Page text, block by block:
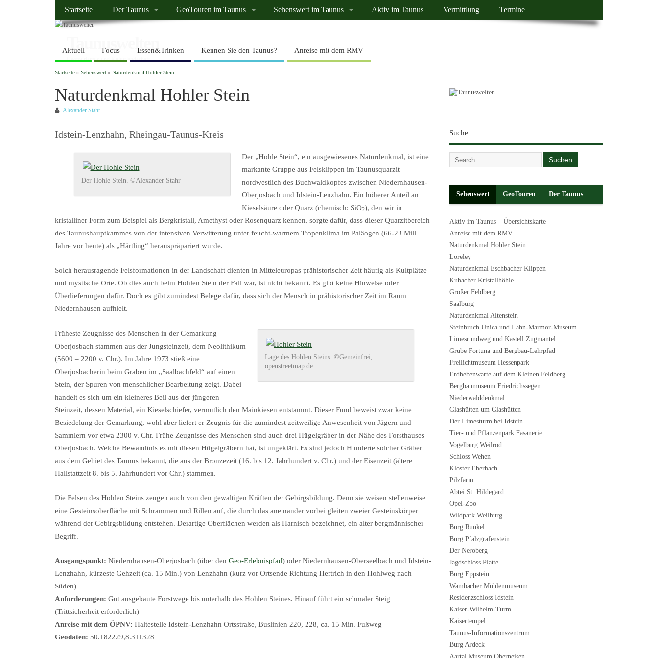
Startseite Der Taunus GeoTouren im Taunus Sehenswert im Taunus Aktiv im Taunus Vermittlung Termine
Taunuswelten
Geotourismus und Kulturlandschaft
Aktuell Focus Essen&Trinken Kennen Sie den Taunus? Anreise mit dem RMV
Startseite » Sehenswert » Naturdenkmal Hohler Stein
Naturdenkmal Hohler Stein
Alexander Stahr
Idstein-Lenzhahn, Rheingau-Taunus-Kreis
Der Hohle Stein. ©Alexander Stahr
Der „Hohle Stein“, ein ausgewiesenes Naturdenkmal, ist eine
markante Gruppe aus Felsklippen im Taunusquarzit
nordwestlich des Buchwaldkopfes zwischen Niedernhausen-
Oberjosbach und Idstein-Lenzhahn. Ein höherer Anteil an
Kieselsäure oder Quarz (chemisch: SiO2), den wir in
kristalliner Form zum Beispiel als Bergkristall, Amethyst oder Rosenquarz kennen, sorgte dafür, dass dieser Quarzitbereich
des Taunushauptkammes von der intensiven Verwitterung unter feucht-warmem Tropenklima im Paläogen (66-23 Mill.
Jahre vor heute) als „Härtling“ herauspräpariert wurde.
Solch herausragende Felsformationen in der Landschaft dienten in Mitteleuropas prähistorischer Zeit häufig als Kultplätze
und mystische Orte. Ob dies auch beim Hohlen Stein der Fall war, ist nicht bekannt. Es gibt keine Hinweise oder
Überlieferungen dafür. Doch es gibt zumindest Belege dafür, dass sich der Mensch in prähistorischer Zeit im Raum
Niedernhausen aufhielt.
Lage des Hohlen Steins. ©Gemeinfrei,
openstreetmap.de
Früheste Zeugnisse des Menschen in der Gemarkung
Oberjosbach stammen aus der Jungsteinzeit, dem Neolithikum
(5600 – 2200 v. Chr.). Im Jahre 1973 stieß eine
Oberjosbacherin beim Graben im „Saalbachfeld“ auf einen
Stein, der Spuren von menschlicher Bearbeitung zeigt. Dabei
handelt es sich um ein kleineres Beil aus der jüngeren
Steinzeit, dessen Material, ein Kieselschiefer, vermutlich den Mainkiesen entstammt. Dieser Fund beweist zwar keine
Besiedelung der Gemarkung, wohl aber liefert er Zeugnis für die zumindest zeitweilige Anwesenheit von Jägern und
Sammlern vor etwa 2300 v. Chr. Frühe Zeugnisse des Menschen sind auch drei Hügelgräber in der Nähe des Forsthauses
Oberjosbach. Welche Bewandtnis es mit diesen Hügelgräbern hat, ist ungeklärt. Es sind jedoch Hunderte solcher Gräber
aus dem Gebiet des Taunus bekannt, die aus der Bronzezeit (16. bis 12. Jahrhundert v. Chr.) und der Eisenzeit (ältere
Hallstattzeit 8. bis 5. Jahrhundert vor Chr.) stammen.
Die Felsen des Hohlen Steins zeugen auch von den gewaltigen Kräften der Gebirgsbildung. Denn sie weisen stellenweise
eine Gesteinsoberfläche mit Schrammen und Rillen auf, die durch das aneinander vorbei gleiten zweier Gesteinskörper
während der Gebirgsbildung entstehen. Derartige Oberflächen werden als Harnisch bezeichnet, ein alter bergmännischer
Begriff.
Ausgangspunkt: Niedernhausen-Oberjosbach (über den Geo-Erlebnispfad) oder Niedernhausen-Oberseelbach und Idstein-
Lenzhahn, kürzeste Gehzeit (ca. 15 Min.) von Lenzhahn (kurz vor Ortsende Richtung Heftrich in den Hohlweg nach
Süden)
Anforderungen: Gut ausgebaute Forstwege bis unterhalb des Hohlen Steines. Hinauf führt ein schmaler Steig
(Trittsicherheit erforderlich)
Anreise mit dem ÖPNV: Haltestelle Idstein-Lenzhahn Ortsstraße, Buslinien 220, 228, ca. 15 Min. Fußweg
Geodaten: 50.182229,8.311328
Suche
Sehenswert GeoTouren Der Taunus
Aktiv im Taunus – Übersichtskarte
Anreise mit dem RMV
Naturdenkmal Hohler Stein
Loreley
Naturdenkmal Eschbacher Klippen
Kubacher Kristallhöhle
Großer Feldberg
Saalburg
Naturdenkmal Altenstein
Steinbruch Unica und Lahn-Marmor-Museum
Limesrundweg und Kastell Zugmantel
Grube Fortuna und Bergbau-Lehrpfad
Freilichtmuseum Hessenpark
Erdbebenwarte auf dem Kleinen Feldberg
Bergbaumuseum Friedrichssegen
Niederwalddenkmal
Glashütten um Glashütten
Der Limesturm bei Idstein
Tier- und Pflanzenpark Fasanerie
Vogelburg Weilrod
Schloss Wehen
Kloster Eberbach
Pilzfarm
Abtei St. Hildegard
Opel-Zoo
Wildpark Weilburg
Burg Runkel
Burg Pfalzgrafenstein
Der Neroberg
Jagdschloss Platte
Burg Eppstein
Wambacher Mühlenmuseum
Residenzschloss Idstein
Kaiser-Wilhelm-Turm
Kaisertempel
Taunus-Informationszentrum
Burg Ardeck
Aartal Museum Oberneisen